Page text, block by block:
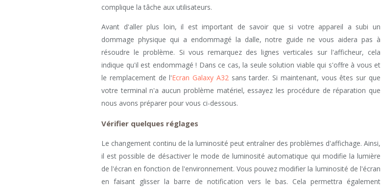
complique la tâche aux utilisateurs.
Avant d'aller plus loin, il est important de savoir que si votre appareil a subi un
dommage physique qui a endommagé la dalle, notre guide ne vous aidera pas à
résoudre le problème. Si vous remarquez des lignes verticales sur l'afficheur, cela
indique qu'il est endommagé ! Dans ce cas, la seule solution viable qui s'offre à vous et
le remplacement de l'Ecran Galaxy A32sans tarder. Si maintenant, vous êtes sur que
votre terminal n'a aucun problème matériel, essayez les procédure de réparation que
nous avons préparer pour vous ci-dessous.
Vérifier quelques réglages
Le changement continu de la luminosité peut entraîner des problèmes d'affichage. Ainsi,
il est possible de désactiver le mode de luminosité automatique qui modifie la lumière
de l'écran en fonction de l'environnement. Vous pouvez modifier la luminosité de l'écran
en faisant glisser la barre de notification vers le bas. Cela permettra également